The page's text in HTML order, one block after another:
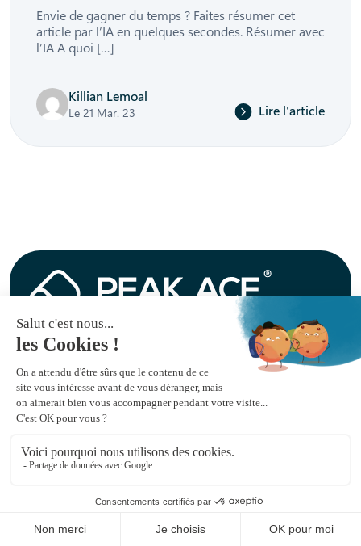
Envie de gagner du temps ? Faites résumer cet
article par l’IA en quelques secondes. Résumer avec
l’IA A quoi […]
Killian Lemoal
Le 21 Mar. 23 Lire l'article
Recevez notre newsletter mensuelle par e-mail
Abonnez-vous à la newsletter
Peak Ace
Rejoindre l’équipe
SEO
GEO